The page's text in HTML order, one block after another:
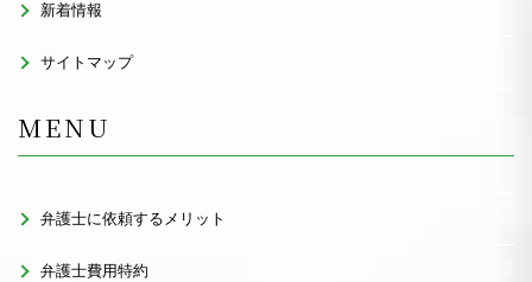
新着情報
サイトマップ
MENU
弁護士に依頼するメリット
弁護士費用特約